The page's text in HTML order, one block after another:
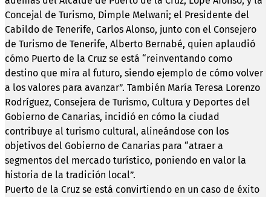
Concejal de Turismo, Dimple Melwani; el Presidente del
Cabildo de Tenerife, Carlos Alonso, junto con el Consejero
de Turismo de Tenerife, Alberto Bernabé, quien aplaudió
cómo Puerto de la Cruz se está “reinventando como
destino que mira al futuro, siendo ejemplo de cómo volver
a los valores para avanzar”. También María Teresa Lorenzo
Rodríguez, Consejera de Turismo, Cultura y Deportes del
Gobierno de Canarias, incidió en cómo la ciudad
contribuye al turismo cultural, alineándose con los
objetivos del Gobierno de Canarias para “atraer a
segmentos del mercado turístico, poniendo en valor la
historia de la tradición local”.
Puerto de la Cruz se está convirtiendo en un caso de éxito